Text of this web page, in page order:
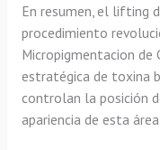
En resumen, el lifting
procedimiento
Micropigmentacion de
estratégica de toxina
controlan la posición
apariencia de esta